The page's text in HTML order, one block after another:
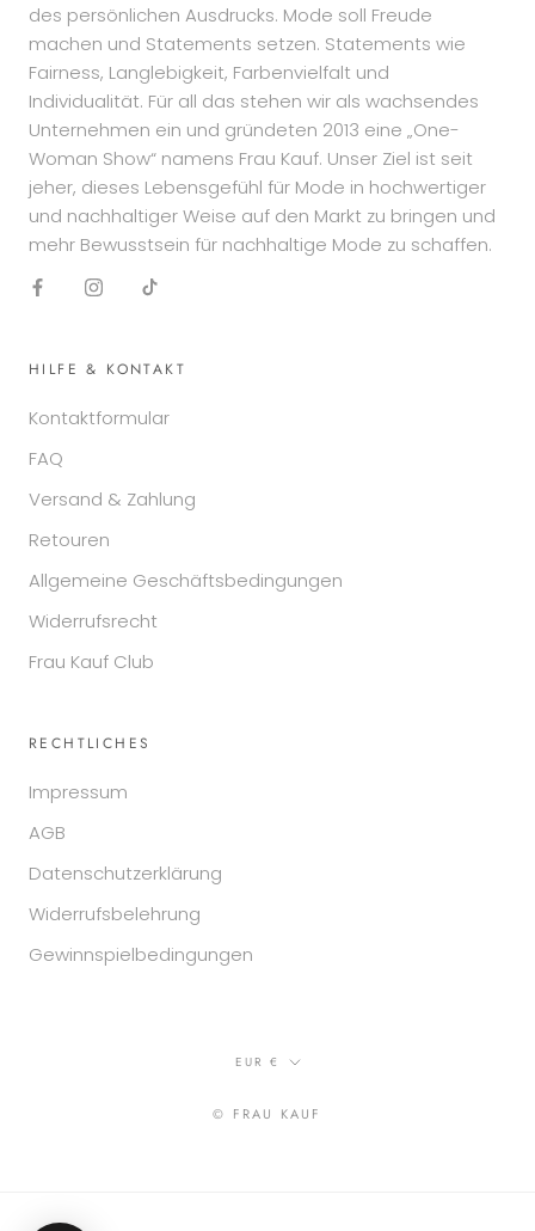
des persönlichen Ausdrucks. Mode soll Freude
machen und Statements setzen. Statements wie
Fairness, Langlebigkeit, Farbenvielfalt und
Individualität. Für all das stehen wir als wachsendes
Unternehmen ein und gründeten 2013 eine „One-
Woman Show“ namens Frau Kauf. Unser Ziel ist seit
jeher, dieses Lebensgefühl für Mode in hochwertiger
und nachhaltiger Weise auf den Markt zu bringen und
mehr Bewusstsein für nachhaltige Mode zu schaffen.
HILFE & KONTAKT
Kontaktformular
FAQ
Versand & Zahlung
Retouren
Allgemeine Geschäftsbedingungen
Widerrufsrecht
Frau Kauf Club
RECHTLICHES
Impressum
AGB
Datenschutzerklärung
Widerrufsbelehrung
Gewinnspielbedingungen
Währung
EUR €
© FRAU KAUF